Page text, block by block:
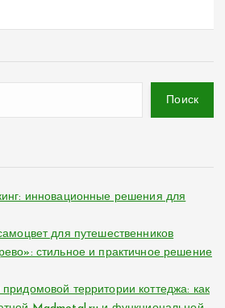
Поиск
инновационные решения для
для путешественников
стильное и практичное решение
территории коттеджа: как